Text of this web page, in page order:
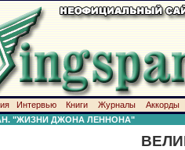
Интервью Книги Журналы
Аккорды
"ЖИЗНИ ДЖОНА ЛЕННОНА"